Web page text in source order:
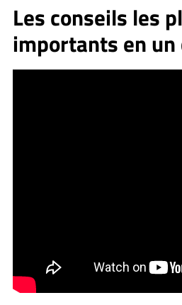
Les conseils les
importants en